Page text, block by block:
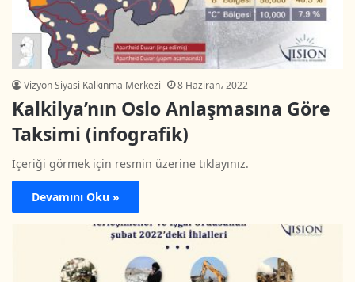
Vizyon Siyasi Kalkınma Merkezi 8 Haziran، 2022
Kalkilya’nın Oslo Anlaşmasına Göre
Taksimi (infografik)
İçeriği görmek için resmin üzerine tıklayınız.
Devamını Oku »